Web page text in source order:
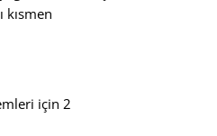
kısmen
için 2